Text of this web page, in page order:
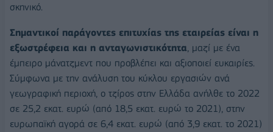
σκηνικό.
Σημαντικοί παράγοντες επιτυχίας της εταιρείας είναι η
εξωστρέφεια και η ανταγωνιστικότητα , μαζί με ένα
έμπειρο μάνατζμεντ που προβλέπει και αξιοποιεί ευκαιρίες.
Σύμφωνα με την ανάλυση του κύκλου εργασιών ανά
γεωγραφική περιοχή, ο τζίρος στην Ελλάδα ανήλθε το 2022
σε 25,2 εκατ. ευρώ (από 18,5 εκατ. ευρώ το 2021), στην
ευρωπαϊκή αγορά σε 6,4 εκατ. ευρώ (από 3,9 εκατ. το 2021)